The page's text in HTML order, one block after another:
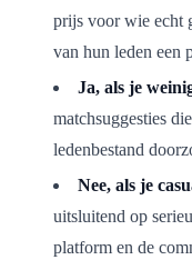
prijs voor wie echt
van hun leden een
Ja, als je
matchsuggesties
ledenbestand
Nee, als je
uitsluitend op
platform en de